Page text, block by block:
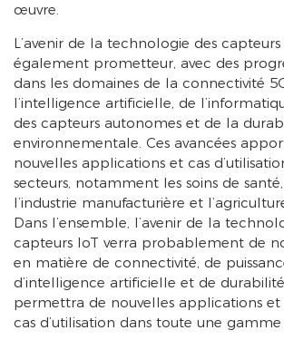
œuvre.
L’avenir de la technologie des
également prometteur, avec des
dans les domaines de la connectivité
l’intelligence artificielle, de
des capteurs autonomes et de la
environnementale. Ces avancées
nouvelles applications et cas
secteurs, notamment les soins de
l’industrie manufacturière et
Dans l’ensemble, l’avenir de la
capteurs IoT verra probablement de
en matière de connectivité, de
d’intelligence artificielle et de
permettra de nouvelles applications et
cas d’utilisation dans toute une gamme